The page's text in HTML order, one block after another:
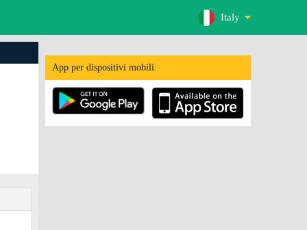
Italy
App per dispositivi mobili: